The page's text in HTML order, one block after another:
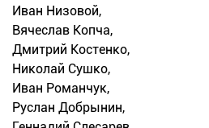
Иван Низовой,
Вячеслав Копча,
Дмитрий Костенко,
Николай Сушко,
Иван Романчук,
Руслан Добрынин,